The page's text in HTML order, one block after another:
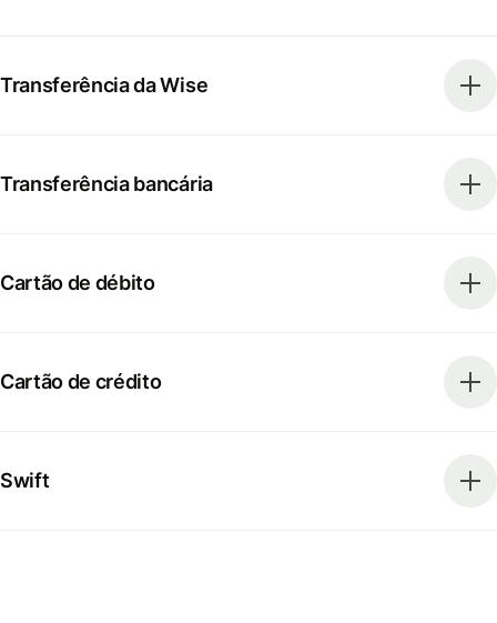
Transferência da Wise
Transferência bancária
Cartão de débito
Cartão de crédito
Swift